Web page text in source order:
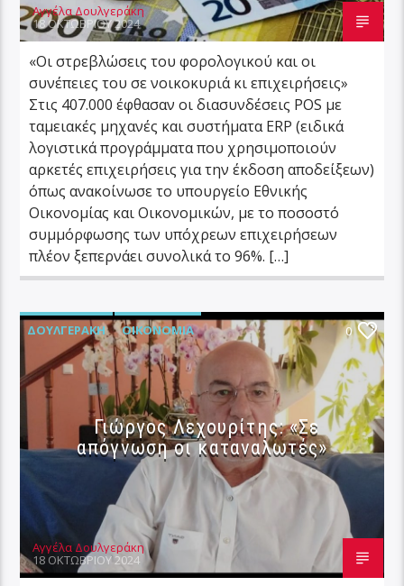
Αγγέλα Δουλγεράκη
18 ΟΚΤΩΒΡΊΟΥ 2024
«Οι στρεβλώσεις του φορολογικού και οι
συνέπειες του σε νοικοκυριά κι επιχειρήσεις»
Στις 407.000 έφθασαν οι διασυνδέσεις POS με
ταμειακές μηχανές και συστήματα ERP (ειδικά
λογιστικά προγράμματα που χρησιμοποιούν
αρκετές επιχειρήσεις για την έκδοση αποδείξεων)
όπως ανακοίνωσε το υπουργείο Εθνικής
Οικονομίας και Οικονομικών, με το ποσοστό
συμμόρφωσης των υπόχρεων επιχειρήσεων
πλέον ξεπερνάει συνολικά το 96%. […]
ΔΟΥΛΓΕΡΆΚΗ ΟΙΚΟΝΟΜΊΑ 0
Γιώργος Λεχουρίτης: «Σε
απόγνωση οι καταναλωτές»
Αγγέλα Δουλγεράκη
18 ΟΚΤΩΒΡΊΟΥ 2024